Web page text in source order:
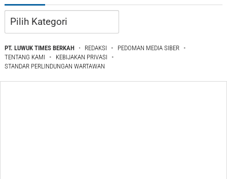
Kategori
PT. LUWUK TIMES BERKAH REDAKSI
PEDOMAN MEDIA SIBER
TENTANG KAMI
KEBIJAKAN PRIVASI
STANDAR PERLINDUNGAN WARTAWAN